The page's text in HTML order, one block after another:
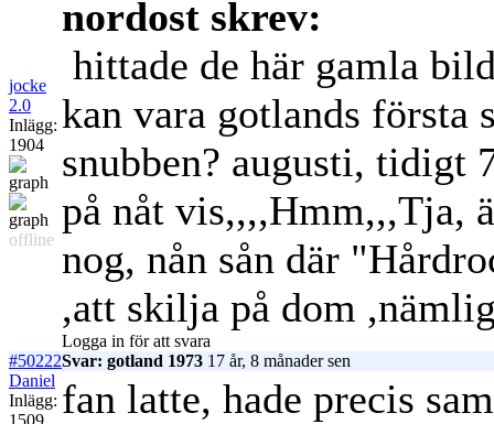
jocke
2.0
Inlägg:
1904
offline
nordost skrev:
hittade de här gamla
kan vara gotlands första
snubben? augusti, tidigt
på nåt vis,,,,Hmm,,,Tja,
nog, nån sån där
,att skilja på dom
Logga in för att svara
#50222Svar: gotland 1973 17 år, 8 månader sen
Daniel
Inlägg: fan latte, hade precis